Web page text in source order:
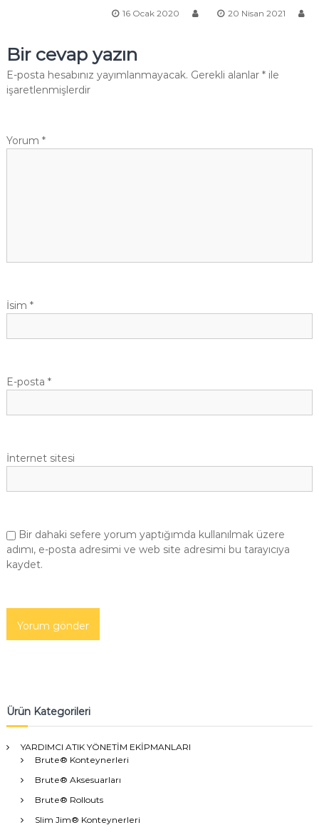
16 Ocak 2020 20 Nisan 2021
Bir cevap yazın
E-posta hesabınız yayımlanmayacak. Gerekli alanlar *ile
işaretlenmişlerdir
Yorum *
İsim *
E-posta *
İnternet sitesi
Bir dahaki sefere yorum yaptığımda kullanılmak üzere
adımı, e-posta adresimi ve web site adresimi bu tarayıcıya
kaydet.
Ürün Kategorileri
YARDIMCI ATIK YÖNETİM EKİPMANLARI
Brute® Konteynerleri
Brute® Aksesuarları
Brute® Rollouts
Slim Jim® Konteynerleri